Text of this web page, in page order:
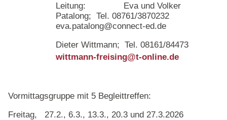
Leitung: Eva und Volker
Patalong; Tel. 08761/3870232
eva.patalong@connect-ed.de
Dieter Wittmann; Tel. 08161/84473
wittmann-freising@t-online.de
Vormittagsgruppe mit 5 Begleittreffen:
Freitag, 27.2., 6.3., 13.3., 20.3 und 27.3.2026